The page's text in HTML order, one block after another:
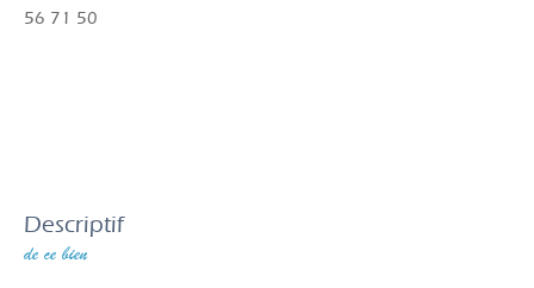
56 71 50
descriptif
de ce bien